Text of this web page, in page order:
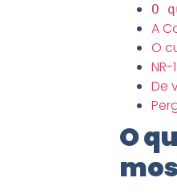
O
A
O
De
O